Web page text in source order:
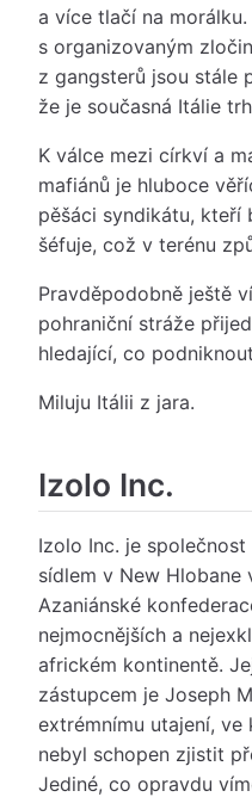
a více tlačí na
s organizovaným
z gangsterů jsou stále
že je současná Itálie
K válce mezi církví a
mafiánů je hluboce
pěšáci syndikátu, kteří
šéfuje, což v terénu
Pravděpodobně ještě
pohraniční stráže
hledající, co
Miluju Itálii z jara.
Izolo Inc.
Izolo Inc. je
sídlem v New Hlobane
Azaniánské
nejmocnějších a
africkém kontinentě.
zástupcem je Joseph
extrémnímu utajení,
nebyl schopen zjistit
Jediné, co opravdu